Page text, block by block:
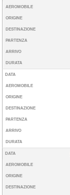
AEROMOBILE
ORIGINE
DESTINAZIONE
PARTENZA
ARRIVO
DURATA
DATA
AEROMOBILE
ORIGINE
DESTINAZIONE
PARTENZA
ARRIVO
DURATA
DATA
AEROMOBILE
ORIGINE
DESTINAZIONE